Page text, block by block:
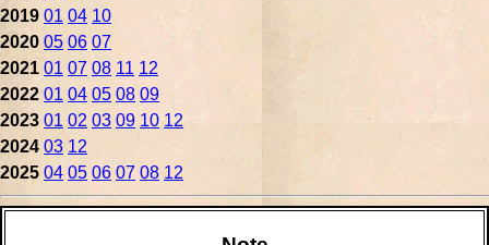
2019 01 04 10
2020 05 06 07
2021 01 07 08 11 12
2022 01 04 05 08 09
2023 01 02 03 09 10 12
2024 03 12
2025 04 05 06 07 08 12